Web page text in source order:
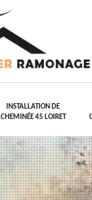
INSTALLATION DE
CHEMINÉE 45 LOIRET